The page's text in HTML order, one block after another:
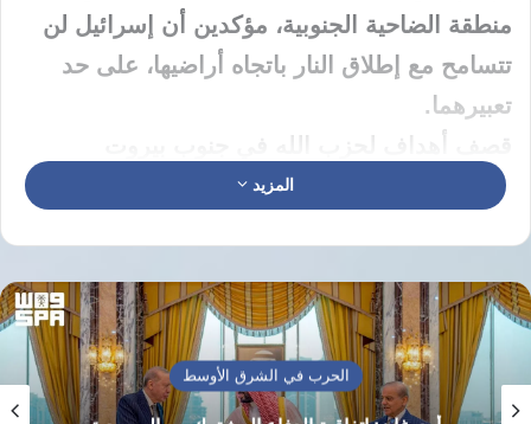
منطقة الضاحية الجنوبية، مؤكدين أن إسرائيل لن
تتسامح مع إطلاق النار باتجاه أراضيها، على حد
تعبيرهما.
أعلن الجيش الإسرائيلي أنه نفذ ضربات جوية
وأشار الجيش إلى أنه سيقدم تفاصيل إضافية لاحقًا
بشأن طبيعة الأهداف التي جرى قصفها ونتائج
العملية.
المزيد
الحرب في الشرق الأوسط